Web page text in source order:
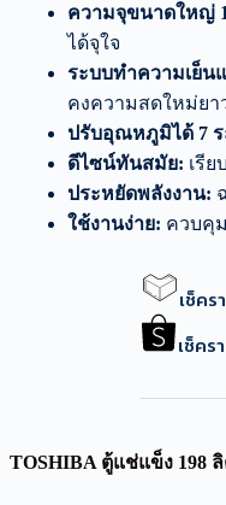
ความจุขนาดใหญ่
ได้จุใจ
ระบบทำความเย็น
คงความสดใหม่ยา
ปรับอุณหภูมิได้ 7 ร
ดีไซน์ทันสมัย: เรี
ประหยัดพลังงาน:
ใช้งานง่าย: ควบคุ
เช็ค
เช็คร
TOSHIBA ตู้แช่แข็ง 198